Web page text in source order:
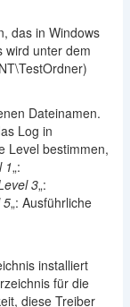
das in Windows
wird unter dem
Dateinamen.
Log in
Level bestimmen,
1„:
3„:
5„: Ausführliche
installiert
für die
diese Treiber